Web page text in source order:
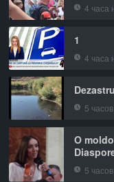
4 часа
1
4 часа
5
O
5